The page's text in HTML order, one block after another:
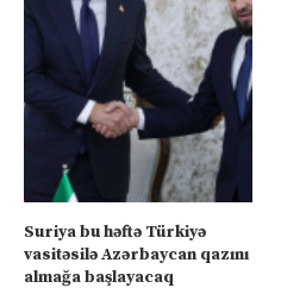
Suriya bu həftə Türkiyə
vasitəsilə Azərbaycan qazını
almağa başlayacaq